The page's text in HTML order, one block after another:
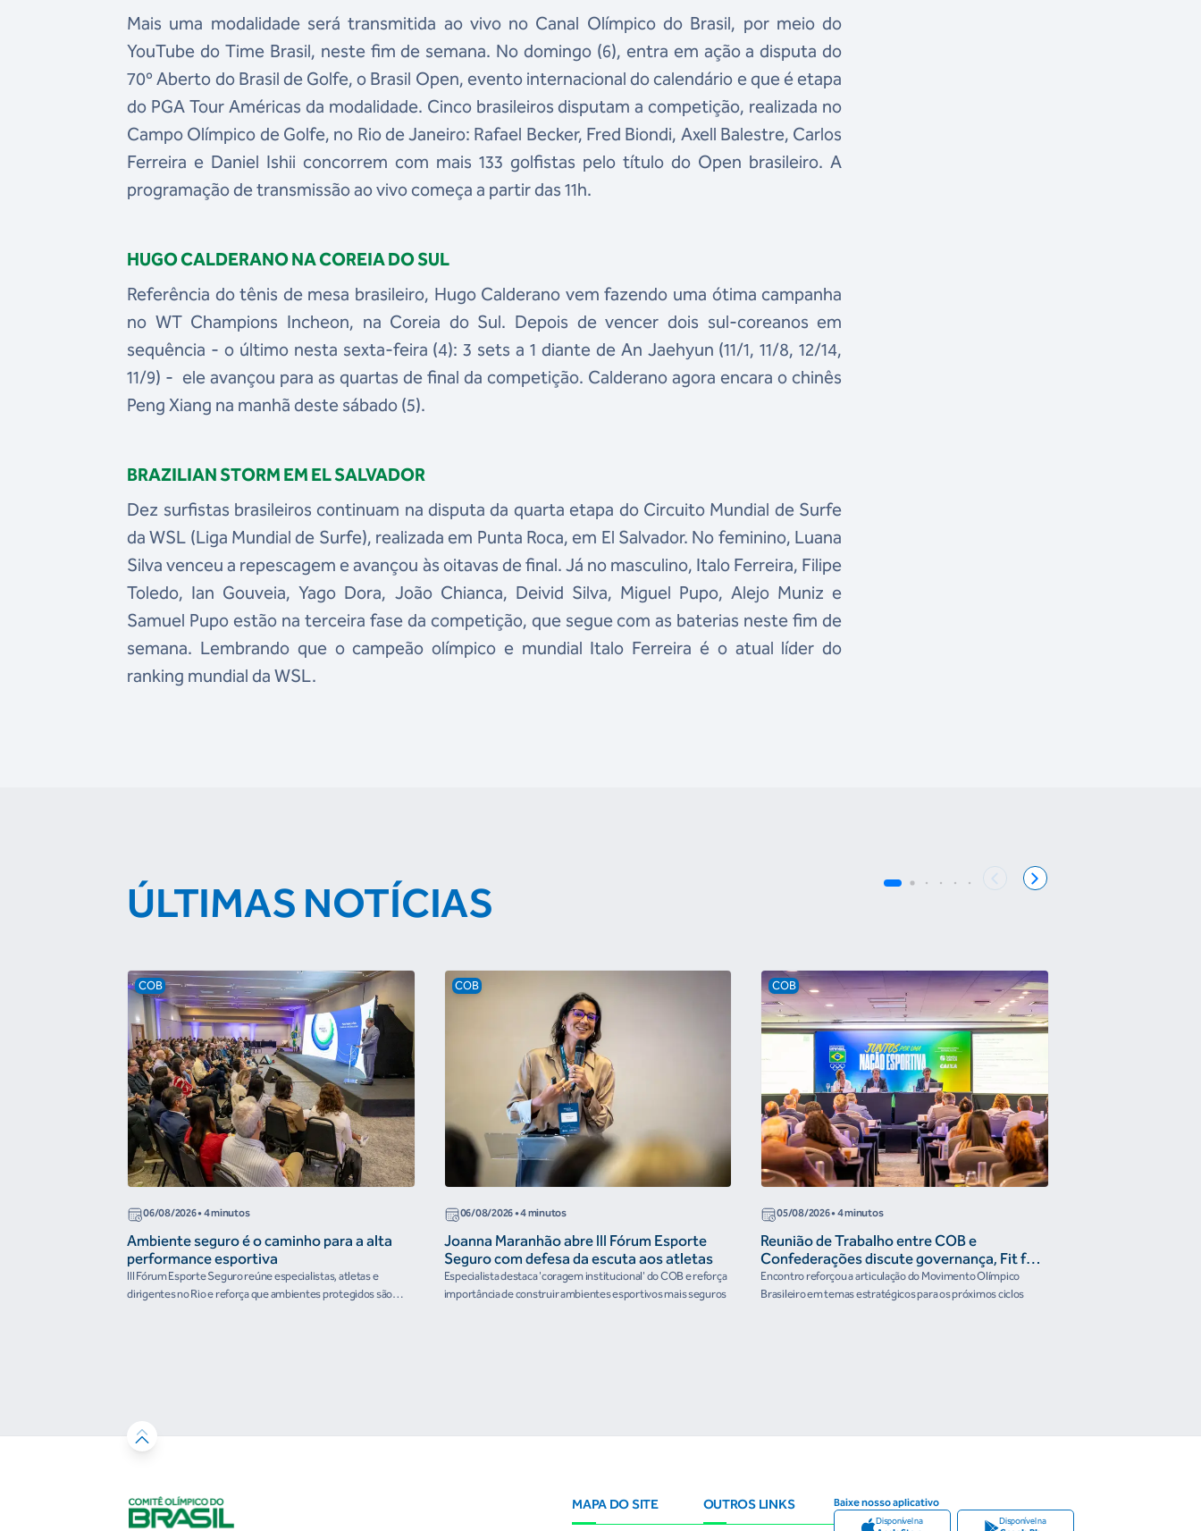
Mais uma modalidade será transmitida ao vivo no Canal Olímpico do Brasil, por meio do
YouTube do Time Brasil, neste fim de semana. No domingo (6), entra em ação a disputa do
70º Aberto do Brasil de Golfe, o Brasil Open, evento internacional do calendário e que é etapa
do PGA Tour Américas da modalidade. Cinco brasileiros disputam a competição, realizada no
Campo Olímpico de Golfe, no Rio de Janeiro: Rafael Becker, Fred Biondi, Axell Balestre, Carlos
Ferreira e Daniel Ishii concorrem com mais 133 golfistas pelo título do Open brasileiro. A
programação de transmissão ao vivo começa a partir das 11h.
HUGO CALDERANO NA COREIA DO SUL
Referência do tênis de mesa brasileiro, Hugo Calderano vem fazendo uma ótima campanha
no WT Champions Incheon, na Coreia do Sul. Depois de vencer dois sul-coreanos em
sequência - o último nesta sexta-feira (4): 3 sets a 1 diante de An Jaehyun (11/1, 11/8, 12/14,
11/9) - ele avançou para as quartas de final da competição. Calderano agora encara o chinês
Peng Xiang na manhã deste sábado (5).
BRAZILIAN STORM EM EL SALVADOR
Dez surfistas brasileiros continuam na disputa da quarta etapa do Circuito Mundial de Surfe
da WSL (Liga Mundial de Surfe), realizada em Punta Roca, em El Salvador. No feminino, Luana
Silva venceu a repescagem e avançou às oitavas de final. Já no masculino, Italo Ferreira, Filipe
Toledo, Ian Gouveia, Yago Dora, João Chianca, Deivid Silva, Miguel Pupo, Alejo Muniz e
Samuel Pupo estão na terceira fase da competição, que segue com as baterias neste fim de
semana. Lembrando que o campeão olímpico e mundial Italo Ferreira é o atual líder do
ranking mundial da WSL.
ÚLTIMAS NOTÍCIAS
COB
06/08/2026• 4 minutos
Ambiente seguro é o caminho para a alta
performance esportiva
III Fórum Esporte Seguro reúne especialistas, atletas e
dirigentes no Rio e reforça que ambientes protegidos são
COB
06/08/2026• 4 minutos
Joanna Maranhão abre III Fórum Esporte
Seguro com defesa da escuta aos atletas
Especialista destaca 'coragem institucional' do COB e reforça
importância de construir ambientes esportivos mais seguros
COB
05/08/2026• 4 minutos
Reunião de Trabalho entre COB e
Confederações discute governança, Fit for
the Future e presença do Brasil em
organismos internacionais
Encontro reforçou a articulação do Movimento Olímpico
Brasileiro em temas estratégicos para os próximos ciclos
MAPA DO SITE OUTROS LINKS Baixe nosso aplicativo
Disponível na
Disponível na